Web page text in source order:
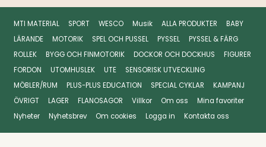
MTI MATERIAL SPORT WESCO Musik ALLA PRODUKTER
BABY
LÄRANDE
MOTORIK SPEL OCH PUSSEL PYSSEL
PYSSEL & FÄRG
ROLLEK
BYGG OCH FINMOTORIK DOCKOR OCH DOCKHUS
FIGURER
FORDON
UTOMHUSLEK UTE
SENSORISK UTVECKLING
MÖBLER/RUM
PLUS-PLUS EDUCATION SPECIAL CYKLAR
KAMPANJ
ÖVRIGT
LAGER FLANOSAGOR Villkor Om oss
Mina favoriter
Nyheter
Nyhetsbrev Om cookies Logga in Kontakta oss